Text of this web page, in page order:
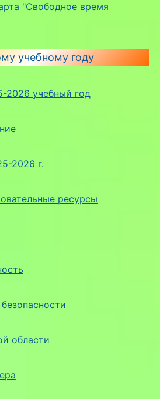
"Свободное время
учебному году
2026 учебный год
2026 г.
ресурсы
области